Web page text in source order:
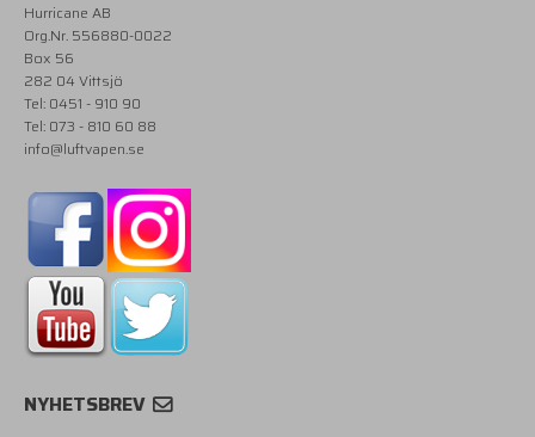
Hurricane AB
Org.Nr. 556880-0022
Box 56
282 04 Vittsjö
Tel: 0451 - 910 90
Tel: 073 - 810 60 88
info@luftvapen.se
NYHETSBREV